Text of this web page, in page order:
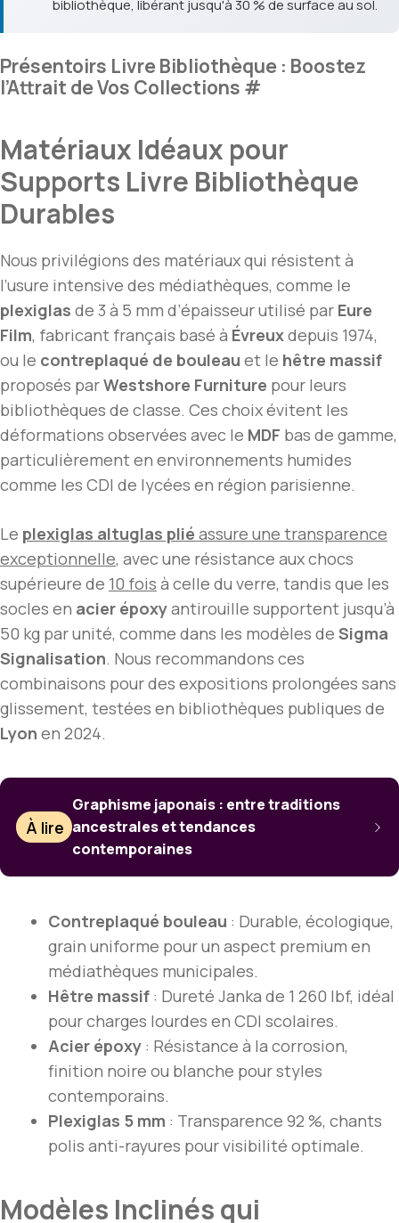
bibliothèque, libérant jusqu'à 30 % de surface au sol.
Présentoirs Livre Bibliothèque : Boostez
l’Attrait de Vos Collections #
Matériaux Idéaux pour
Supports Livre Bibliothèque
Durables
Nous privilégions des matériaux qui résistent à
l’usure intensive des médiathèques, comme le
plexiglas de 3 à 5 mm d’épaisseur utilisé par Eure
Film, fabricant français basé à Évreuxdepuis 1974,
ou le contreplaqué de bouleau et le hêtre massif
proposés parWestshore Furniture pour leurs
bibliothèques de classe. Ces choix évitent les
déformations observées avec le MDF bas de gamme,
particulièrement en environnements humides
comme les CDI de lycées en région parisienne.
Le plexiglas altuglas plié assure une transparence
exceptionnelle, avec une résistance aux chocs
supérieure de 10 fois à celle du verre, tandis que les
socles en acier époxyantirouille supportent jusqu’à
50 kg par unité, comme dans les modèles de Sigma
Signalisation. Nous recommandons ces
combinaisons pour des expositions prolongées sans
glissement, testées en bibliothèques publiques de
Lyon en 2024.
À lire
Graphisme japonais : entre traditions
ancestrales et tendances
contemporaines
Contreplaqué bouleau : Durable, écologique,
grain uniforme pour un aspect premium en
médiathèques municipales.
Hêtre massif : Dureté Janka de 1 260 lbf, idéal
pour charges lourdes en CDI scolaires.
Acier époxy : Résistance à la corrosion,
finition noire ou blanche pour styles
contemporains.
Plexiglas 5 mm : Transparence 92 %, chants
polis anti-rayures pour visibilité optimale.
Modèles Inclinés qui